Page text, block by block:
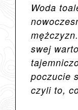
Woda
swej
poczucie
czyli to,